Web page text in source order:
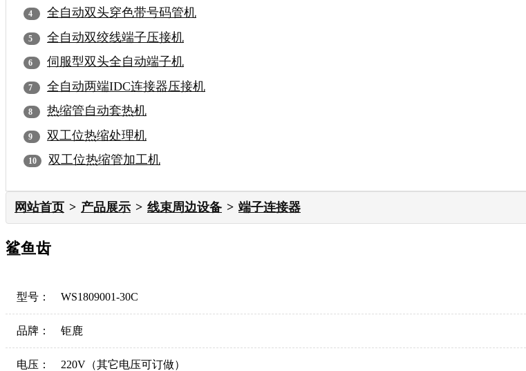
全自动双头穿色带号码管机
全自动双绞线端子压接机
伺服型双头全自动端子机
全自动两端IDC连接器压接机
热缩管自动套热机
双工位热缩处理机
双工位热缩管加工机
网站首页 产品展示 线束周边设备 端子连接器
鲨鱼齿
型号： WS1809001-30C
品牌： 钜鹿
电压： 220V（其它电压可订做）